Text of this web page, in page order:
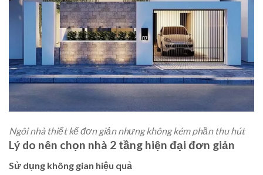
Ngôi nhà thiết kế đơn giản nhưng không kém phần thu hút
Lý do nên chọn nhà 2 tầng hiện đại đơn giản
Sử dụng không gian hiệu quả